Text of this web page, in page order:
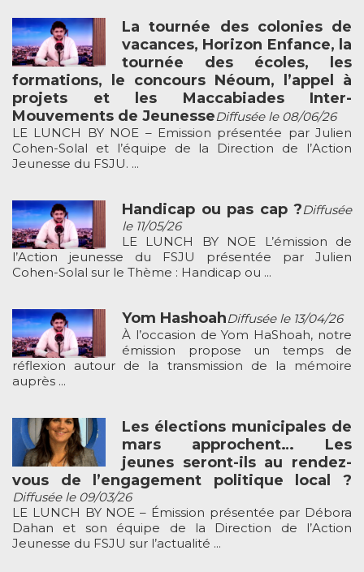
La tournée des colonies de
vacances, Horizon Enfance, la
tournée des écoles, les
formations, le concours Néoum, l’appel à
projets et les Maccabiades Inter-
Mouvements de JeunesseDiffusée le 08/06/26
LE LUNCH BY NOE – Emission présentée par Julien
Cohen-Solal et l’équipe de la Direction de l’Action
Jeunesse du FSJU. ...
Handicap ou pas cap ?Diffusée
le 11/05/26
LE LUNCH BY NOE L’émission de
l’Action jeunesse du FSJU présentée par Julien
Cohen-Solal sur le Thème : Handicap ou ...
Yom HashoahDiffusée le 13/04/26
À l’occasion de Yom HaShoah, notre
émission propose un temps de
réflexion autour de la transmission de la mémoire
auprès ...
Les élections municipales de
mars approchent… Les
jeunes seront-ils au rendez-
vous de l’engagement politique local ?
Diffusée le 09/03/26
LE LUNCH BY NOE – Émission présentée par Débora
Dahan et son équipe de la Direction de l’Action
Jeunesse du FSJU sur l’actualité ...